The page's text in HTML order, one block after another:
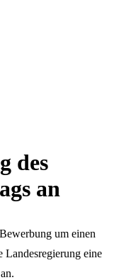
des
an
um einen
Landesregierung eine